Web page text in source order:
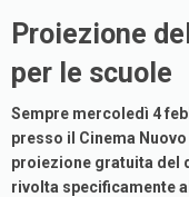
Proiezione
per le scuole
Sempre mercoledì 4
presso il Cinema
proiezione gratuita del
rivolta specificamente